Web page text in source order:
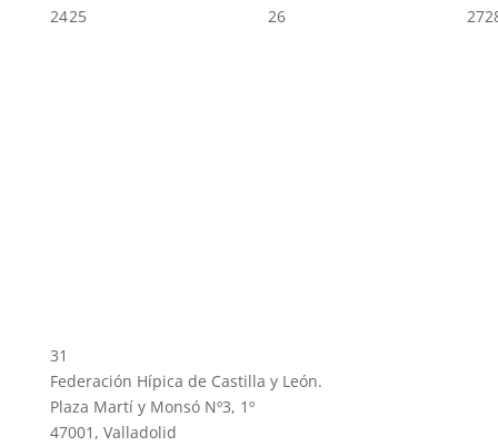
2425 26 27
31
Federación Hípica de Castilla y León.
Plaza Martí y Monsó Nº3, 1º
47001, Valladolid